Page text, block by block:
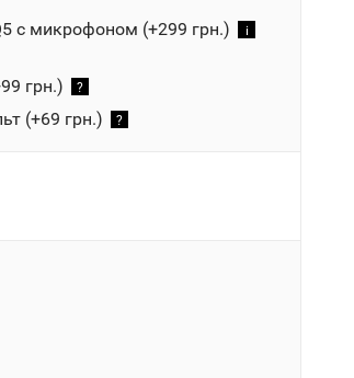
с микрофоном (+299 грн.)
i
99 грн.) ?
(+69 грн.) ?